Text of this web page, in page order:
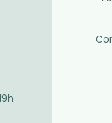
Du lundi au samedi